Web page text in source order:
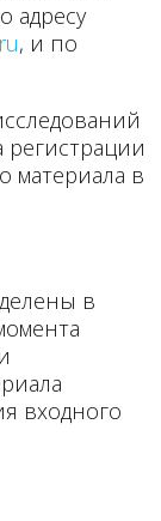
адресу
, и по
материала в
в
входного